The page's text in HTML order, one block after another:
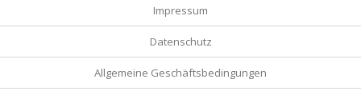
Impressum
Datenschutz
Allgemeine Geschäftsbedingungen